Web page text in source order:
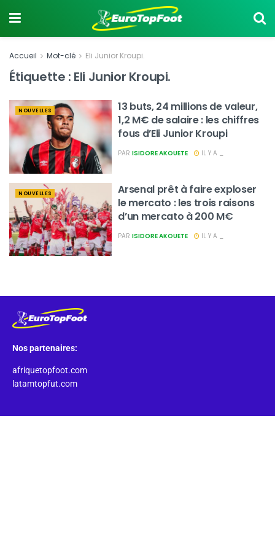
Accueil Mot-clé Eli Junior Kroupi.
Étiquette : Eli Junior Kroupi.
NOUVELLES
13 buts, 24 millions de valeur,
1,2 M€ de salaire : les chiffres
fous d’Eli Junior Kroupi
PAR ISIDORE AKOUETE IL Y A _
NOUVELLES
Arsenal prêt à faire exploser
le mercato : les trois raisons
d’un mercato à 200 M€
PAR ISIDORE AKOUETE IL Y A _
Nos partenaires:
afriquetopfoot.com
latamtopfut.com